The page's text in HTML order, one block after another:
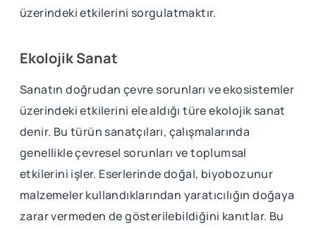
üzerindeki etkilerini sorgulatmaktır.
Ekolojik Sanat
Sanatın doğrudan çevre sorunları ve ekosistemler
üzerindeki etkilerini ele aldığı türe ekolojik sanat
denir. Bu türün sanatçıları, çalışmalarında
genellikle çevresel sorunları ve toplumsal
etkilerini işler. Eserlerinde doğal, biyobozunur
malzemeler kullandıklarından yaratıcılığın doğaya
zarar vermeden de gösterilebildiğini kanıtlar. Bu